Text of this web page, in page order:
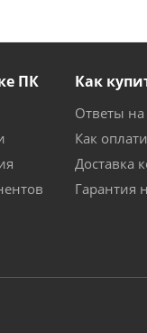
ПК Как
Ответы на
Как
Доставка
Гарантия